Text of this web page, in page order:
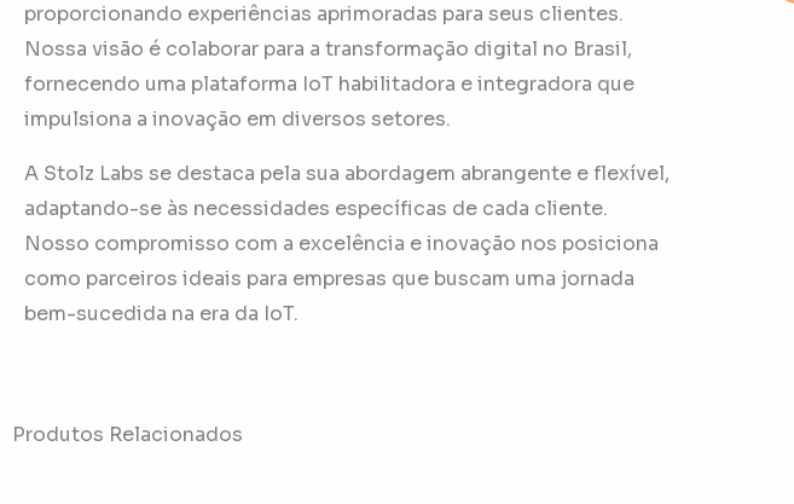
proporcionando experiências aprimoradas para seus clientes.
Nossa visão é colaborar para a transformação digital no Brasil,
fornecendo uma plataforma IoT habilitadora e integradora que
impulsiona a inovação em diversos setores.
A Stolz Labs se destaca pela sua abordagem abrangente e flexível,
adaptando-se às necessidades específicas de cada cliente.
Nosso compromisso com a excelência e inovação nos posiciona
como parceiros ideais para empresas que buscam uma jornada
bem-sucedida na era da IoT.
Produtos Relacionados